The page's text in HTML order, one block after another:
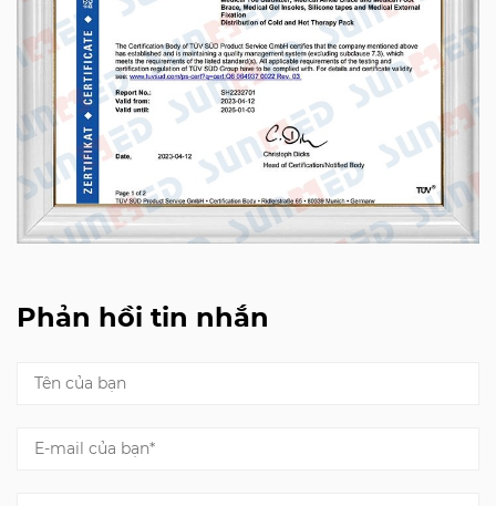
Phản hồi tin nhắn